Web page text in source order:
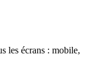
les écrans : mobile,